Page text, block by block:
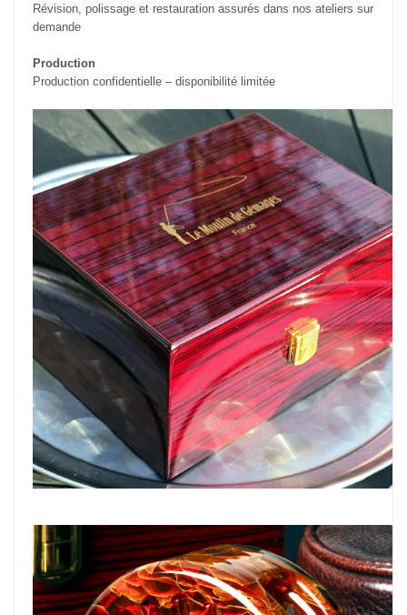
Révision, polissage et restauration assurés dans nos ateliers sur
demande
Production
Production confidentielle – disponibilité limitée